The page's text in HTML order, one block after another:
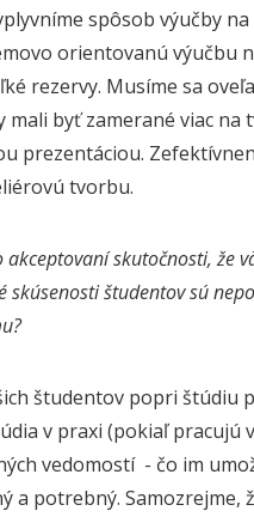
spôsob výučby
orientovanú výučbu
rezervy. Musíme sa
mali byť zamerané viac
prezentáciou.
tvorbu.
akceptovaní skutočnosti, že
skúsenosti študentov sú
študentov popri
v praxi (pokiaľ
vedomostí - čo im
a potrebný. Samozrejme,